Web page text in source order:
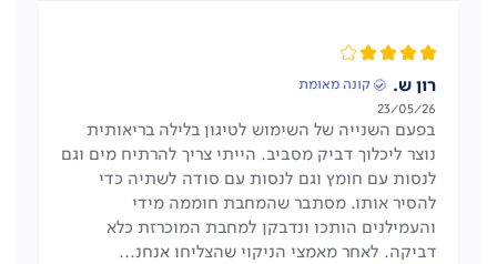
רון ש. קונה מאומת
בפעם השנייה של השימוש לטיגון בלילה בריאותית
נוצר ליכלוך דביק מסביב. הייתי צריך להרתיח מים וגם
לנסות עם חומץ וגם לנסות עם סודה לשתיה כדי
להסיר אותו. מסתבר שהמחבת חוממה מידי
והעמילנים הותכו ונדבקן למחבת המוכרזת כלא
דביקה. לאחר מאמצי הניקוי שהצליחו אנחנ...
תאריך
פרסום
23/05/26